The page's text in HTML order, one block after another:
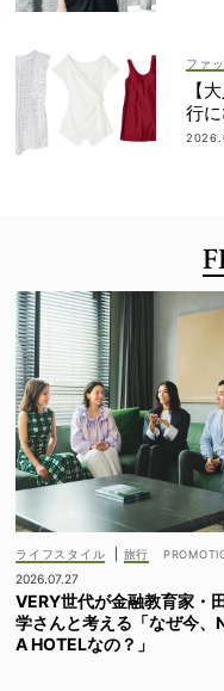
ファ
【
行
ライフスタイル
旅行
2026.07.27
VERY世代が金融教育家・
学さんと考える「なぜ今、
A HOTELなの？」